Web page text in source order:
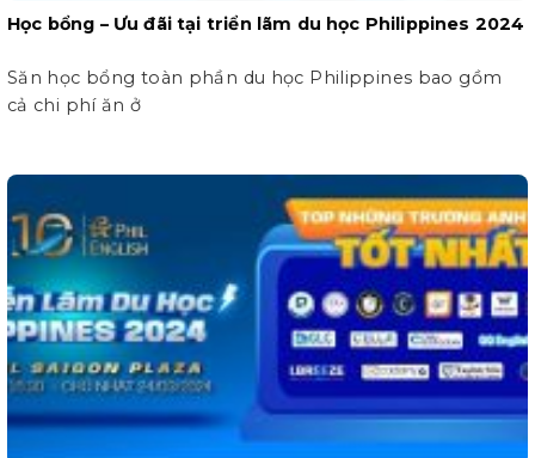
Học bổng – Ưu đãi tại triển lãm du học Philippines 2024
Săn học bổng toàn phần du học Philippines bao gồm
cả chi phí ăn ở